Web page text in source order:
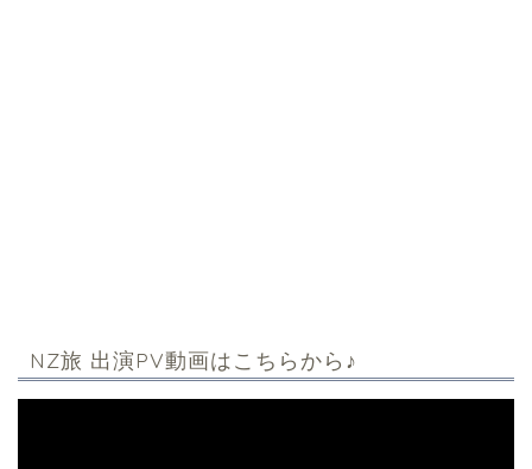
NZ旅 出演PV動画はこちらから♪